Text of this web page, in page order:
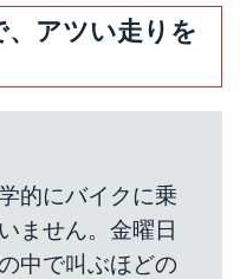
アツい走りを
的にバイクに乗
ません。金曜日
中で叫ぶほどの